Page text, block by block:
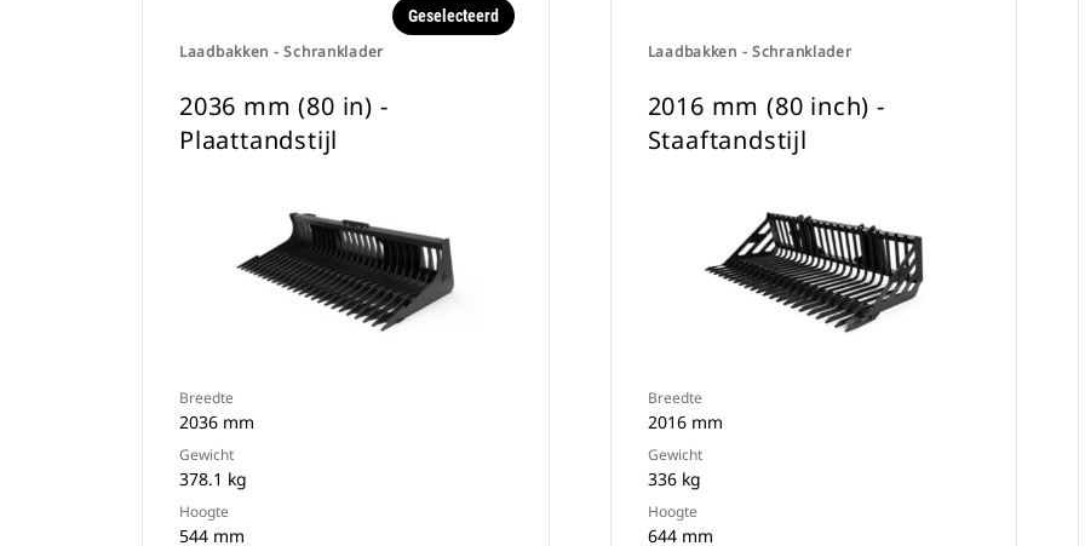
Laadbakken - Schranklader
Geselecteerd
2036 mm (80 in) -
Plaattandstijl
Breedte
2036 mm
Gewicht
378.1 kg
Hoogte
544 mm
Laadbakken - Schranklader
2016 mm (80 inch) -
Staaftandstijl
Breedte
2016 mm
Gewicht
336 kg
Hoogte
644 mm